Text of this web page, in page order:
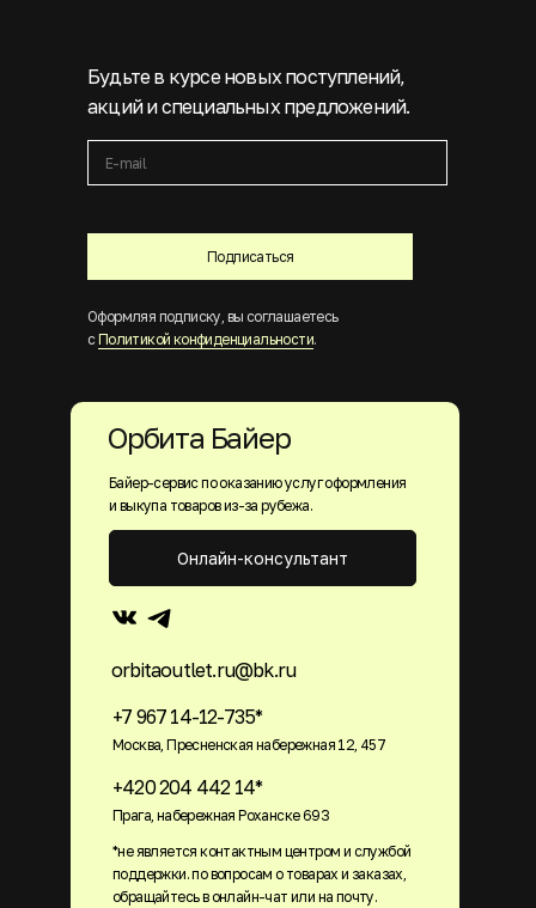
Подписаться
Будьте в курсе новых поступлений,
акций и специальных предложений.
Оформляя подписку, вы соглашаетесь
с Политикой конфиденциальности.
Байер-сервис по оказанию услуг оформления
и выкупа товаров из-за рубежа.
+7 967 14-12-735*
Москва, Пресненская набережная 12, 457
+420 204 442 14*
Прага, набережная Роханске 693
orbitaoutlet.ru@bk.ru
Онлайн-консультант
Орбита Байер
*не является контактным центром и службой
поддержки. по вопросам о товарах и заказах,
обращайтесь в онлайн-чат или на почту.